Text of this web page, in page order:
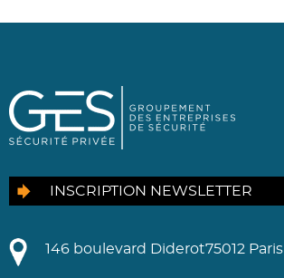
INSCRIPTION NEWSLETTER
146 boulevard Diderot75012 Paris